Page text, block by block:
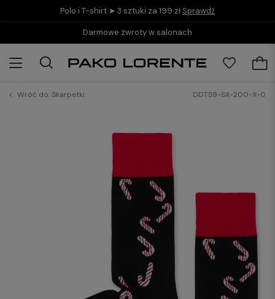
Polo i T-shirt ➤ 3 sztuki za 199 zł Sprawdź
Darmowe zwroty w salonach
Wróć do:Skarpetki DDTS9-SX-200-X-0